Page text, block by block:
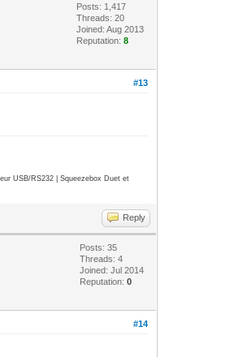
Posts: 1,417
Threads: 20
Joined: Aug 2013
Reputation:8
#13
USB/RS232 | Squeezebox Duet et
Reply
Posts: 35
Threads: 4
Joined: Jul 2014
Reputation:0
#14